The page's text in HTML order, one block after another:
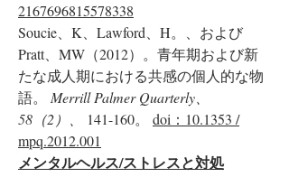
2167696815578338
Soucie、K、Lawford、H。、および
Pratt、MW（2012）。青年期および新
たな成人期における共感の個人的な物
語。 Merrill Palmer Quarterly、
58（2）、
141-160。 doi：10.1353 /
mpq.2012.001
メンタルヘルス/ストレスと対処